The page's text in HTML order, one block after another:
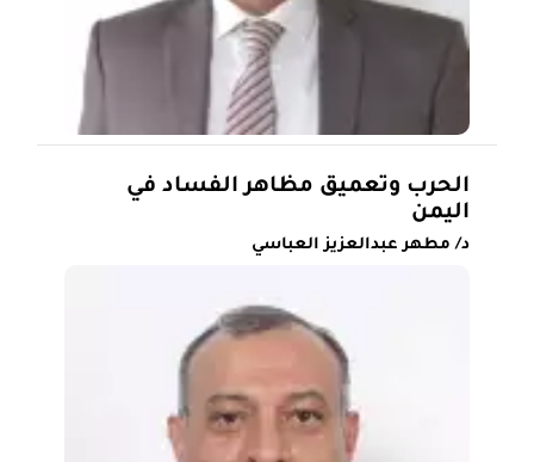
الحرب وتعميق مظاهر الفساد في
اليمن
د/ مطهر عبدالعزيز العباسي